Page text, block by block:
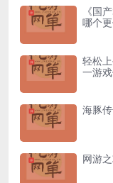
《国
哪个
轻松
一游
海豚
网游